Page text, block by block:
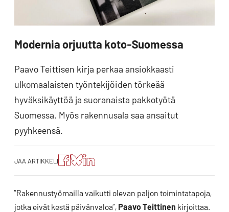
Modernia orjuutta koto-Suomessa
Paavo Teittisen kirja perkaa ansiokkaasti
ulkomaalaisten työntekijöiden törkeää
hyväksikäyttöä ja suoranaista pakkotyötä
Suomessa. Myös rakennusala saa ansaitut
pyyhkeensä.
JAA ARTIKKELI
Jaa
artikkeli
Facebookissa
Jaa
artikkeli
Blueskyssa
Jako:
Jaa
artikkeli
”Rakennustyömailla vaikutti olevan paljon toimintatapoja,
jotka eivät kestä päivänvaloa”, Paavo Teittinen kirjoittaa.